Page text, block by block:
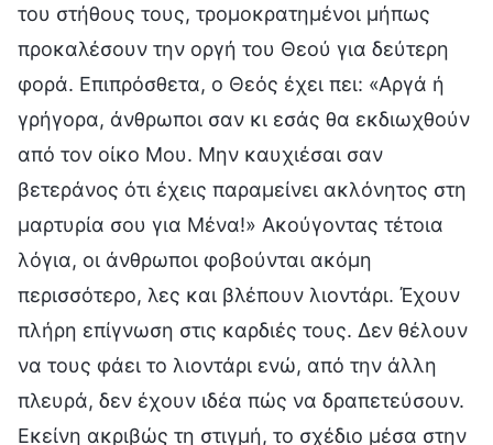
του στήθους τους, τρομοκρατημένοι μήπως
προκαλέσουν την οργή του Θεού για δεύτερη
φορά. Επιπρόσθετα, ο Θεός έχει πει: «Αργά ή
γρήγορα, άνθρωποι σαν κι εσάς θα εκδιωχθούν
από τον οίκο Μου. Μην καυχιέσαι σαν
βετεράνος ότι έχεις παραμείνει ακλόνητος στη
μαρτυρία σου για Μένα!» Ακούγοντας τέτοια
λόγια, οι άνθρωποι φοβούνται ακόμη
περισσότερο, λες και βλέπουν λιοντάρι. Έχουν
πλήρη επίγνωση στις καρδιές τους. Δεν θέλουν
να τους φάει το λιοντάρι ενώ, από την άλλη
πλευρά, δεν έχουν ιδέα πώς να δραπετεύσουν.
Εκείνη ακριβώς τη στιγμή, το σχέδιο μέσα στην